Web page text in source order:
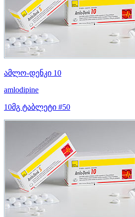
ამლო-დენკი 10
amlodipine
10მგ ტაბლეტი #50